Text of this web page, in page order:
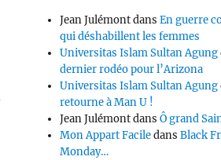
Jean JulémontdansEn guerre
qui déshabillent les femmes
Universitas Islam Sultan Agung
dernier rodéo pour l’Arizona
Universitas Islam Sultan Agung
retourne à Man U !
Jean JulémontdansÔ grand
Mon Appart FaciledansBlack
Monday…